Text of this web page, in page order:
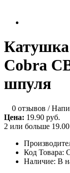
Катушка
Cobra
шпуля
0 отзывов /
Цена: 19.90 руб.
2 или больше
Код Товара:
Наличие: В